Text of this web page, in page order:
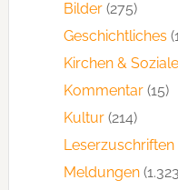
Bilder(275)
Geschichtliches
Kirchen &
Kommentar(15)
Kultur(214)
Leserzuschriften
Meldungen